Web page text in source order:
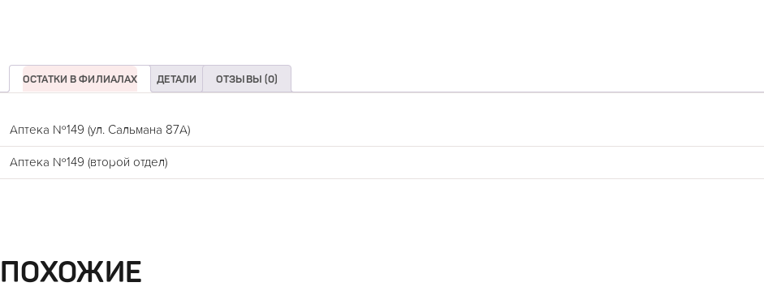
ОСТАТКИ В ФИЛИАЛАХ ДЕТАЛИ ОТЗЫВЫ (0)
Аптека №149 (ул. Сальмана 87А)
Аптека №149 (второй отдел)
ПОХОЖИЕ